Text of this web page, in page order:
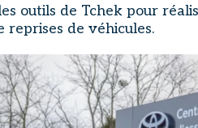
outils de Tchek pour
reprises de véhicules.